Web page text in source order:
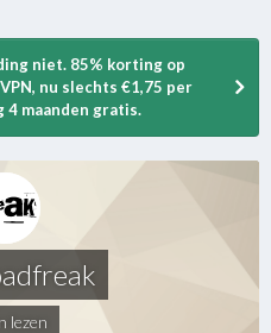
niet. 85% korting op
nu slechts €1,75 per
4 maanden gratis.
lezen